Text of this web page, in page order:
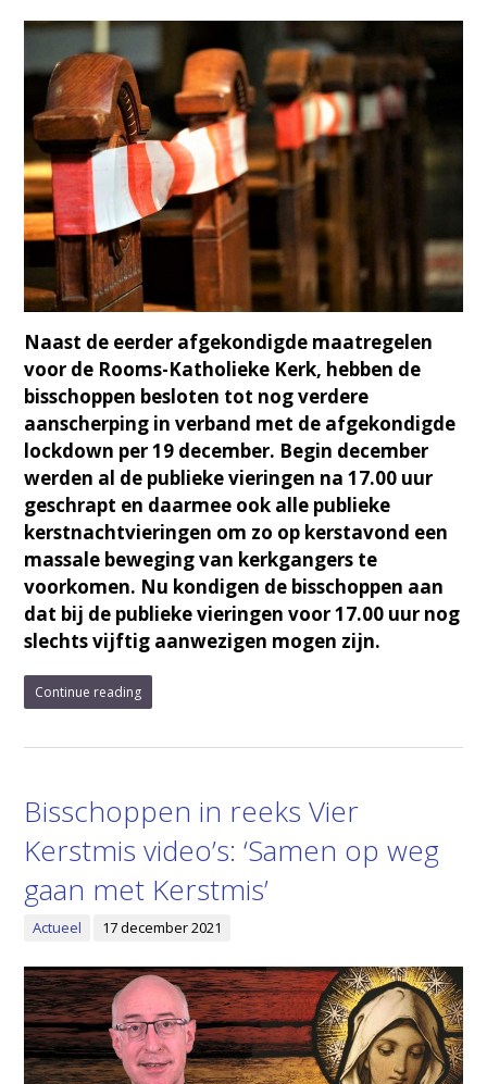
Naast de eerder afgekondigde maatregelen
voor de Rooms-Katholieke Kerk, hebben de
bisschoppen besloten tot nog verdere
aanscherping in verband met de afgekondigde
lockdown per 19 december. Begin december
werden al de publieke vieringen na 17.00 uur
geschrapt en daarmee ook alle publieke
kerstnachtvieringen om zo op kerstavond een
massale beweging van kerkgangers te
voorkomen. Nu kondigen de bisschoppen aan
dat bij de publieke vieringen voor 17.00 uur nog
slechts vijftig aanwezigen mogen zijn.
Continue reading
Bisschoppen in reeks Vier
Kerstmis video’s: ‘Samen op weg
gaan met Kerstmis’
Actueel 17 december 2021